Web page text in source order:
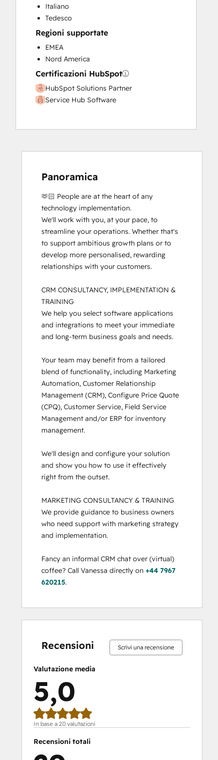
Italiano
Tedesco
Regioni supportate
EMEA
Nord America
Certificazioni HubSpot
HubSpot Solutions Partner
Service Hub Software
Panoramica
🫶🏻 People are at the heart of any
technology implementation.
We'll work with you, at your pace, to
streamline your operations. Whether that's
to support ambitious growth plans or to
develop more personalised, rewarding
relationships with your customers.
CRM CONSULTANCY, IMPLEMENTATION &
TRAINING
We help you select software applications
and integrations to meet your immediate
and long-term business goals and needs.
Your team may benefit from a tailored
blend of functionality, including Marketing
Automation, Customer Relationship
Management (CRM), Configure Price Quote
(CPQ), Customer Service, Field Service
Management and/or ERP for inventory
management.
We'll design and configure your solution
and show you how to use it effectively
right from the outset.
MARKETING CONSULTANCY & TRAINING
We provide guidance to business owners
who need support with marketing strategy
and implementation.
Fancy an informal CRM chat over (virtual)
coffee? Call Vanessa directly on +44 7967
620215.
Recensioni Scrivi una recensione
Valutazione media
5,0
In base a 20 valutazioni
Recensioni totali
100%
0%
0%
0%
0%